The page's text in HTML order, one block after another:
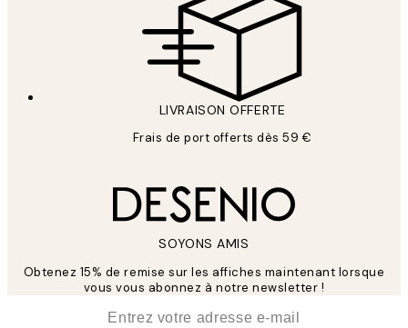
LIVRAISON OFFERTE
Frais de port offerts dès 59 €
SOYONS AMIS
Obtenez 15% de remise sur les affiches maintenant lorsque
vous vous abonnez à notre newsletter !